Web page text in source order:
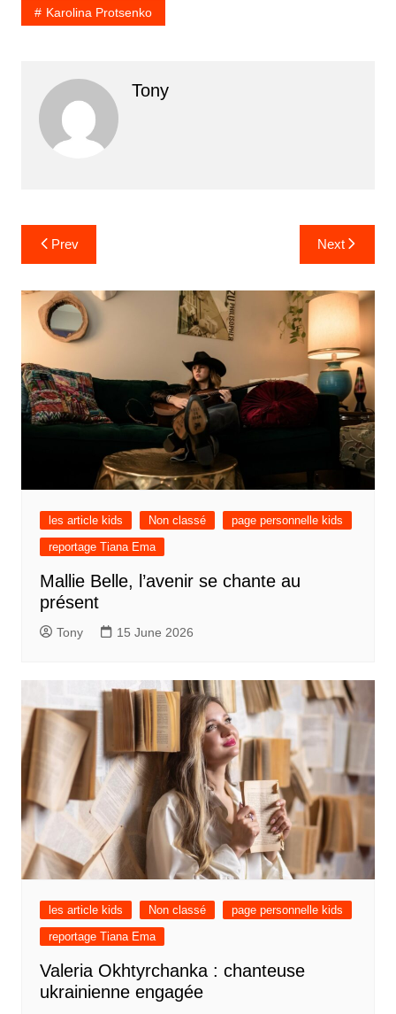
Karolina Protsenko
Tony
Prev Next
les article kids Non classé
page personnelle kids
reportage Tiana Ema
Mallie Belle, l’avenir se chante au
présent
Tony 15 June 2026
les article kids Non classé
page personnelle kids
reportage Tiana Ema
Valeria Okhtyrchanka : chanteuse
ukrainienne engagée